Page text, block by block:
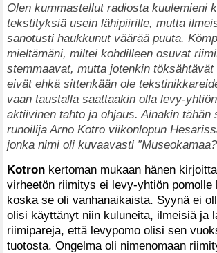
Olen kummastellut radiosta kuulemieni
tekstityksiä usein lähipiirille, mutta
sanotusti haukkunut väärää puuta.
mieltämäni, miltei kohdilleen osuvat
stemmaavat, mutta jotenkin
eivät ehkä sittenkään ole
vaan taustalla saattaakin olla levy-
aktiivinen tahto ja ohjaus. Ainakin tähän
runoilija Arno Kotro viikonlopun
jonka nimi oli kuvaavasti
Kotron kertoman mukaan hänen
virheetön riimitys ei levy-yhtiön pomolle
koska se oli vanhanaikaista. Syynä ei
olisi käyttänyt niin kuluneita, ilmeisiä ja
riimipareja, että levypomo olisi sen
tuotosta. Ongelma oli nimenomaan